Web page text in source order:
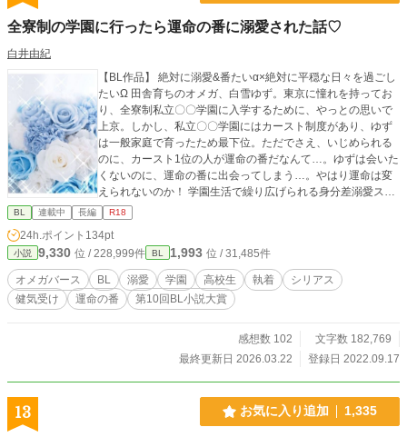
全寮制の学園に行ったら運命の番に溺愛された話♡
白井由紀
【BL作品】 絶対に溺愛&番たいα×絶対に平穏な日々を過ごし
たいΩ 田舎育ちのオメガ、白雪ゆず。東京に憧れを持ってお
り、全寮制私立〇〇学園に入学するために、やっとの思いで
上京。しかし、私立〇〇学園にはカースト制度があり、ゆず
は一般家庭で育ったため最下位。ただでさえ、いじめられる
のに、カースト1位の人が運命の番だなんて…。ゆずは会いた
くないのに、運命の番に出会ってしまう…。やはり運命は変
えられないのか！ 学園生活で繰り広げられる身分差溺愛スト
ーリー♡ ★ハッピーエンド作品です ※この作品は、BL作品
です。苦手な方はそっと回れ右してください🙏 ※これは創作
物です、都合がいいように解釈させていただくことがありま
すのでご了承ください🙇‍♂️ ※フィクション作品です ※誤字脱字
は見つけ次第訂正しますが、脳内変換、受け流してくれると
幸いです
BL 連載中 長編 R18
24h.ポイント 134pt
小説 9,330 位 / 228,999件 BL 1,993 位 / 31,485件
オメガバース BL 溺愛 学園 高校生 執着
シリアス
健気受け
運命の番 第10回BL小説大賞
感想数 102
文字数 182,769
最終更新日 2026.03.22
登録日 2022.09.17
13 お気に入り追加 1,335